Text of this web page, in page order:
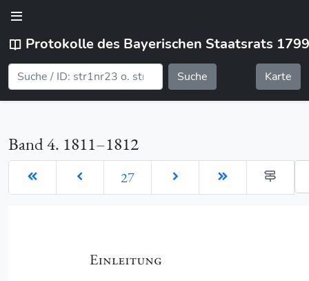
Protokolle des Bayerischen Staatsrats
Suche Karte
Band 4. 1811–1812
27